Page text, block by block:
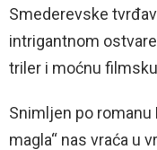
Smederevske
intrigantnom
triler i moćnu
Snimljen po romanu
magla“ nas vraća u